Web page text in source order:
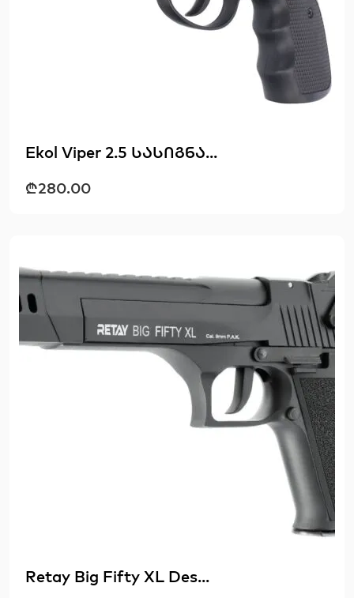
Ekol Viper 2.5 სასიგნა...
₾280.00
Retay Big Fifty XL Des...